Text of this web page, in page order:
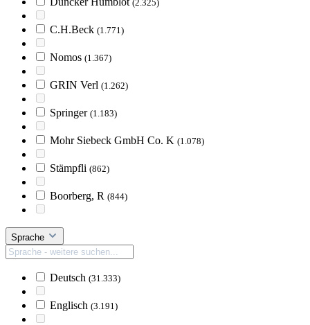
(2.325)
C.H.Beck (1.771)
Nomos (1.367)
GRIN Verl (1.262)
Springer (1.183)
Mohr Siebeck GmbH Co. K (1.078)
Stämpfli (862)
Boorberg, R (844)
Sprache
Deutsch (31.333)
Englisch (3.191)